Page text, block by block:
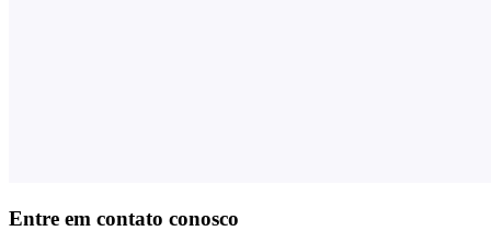
Entre em contato conosco